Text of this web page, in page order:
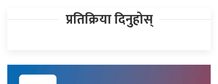
प्रतिक्रिया दिनुहोस्